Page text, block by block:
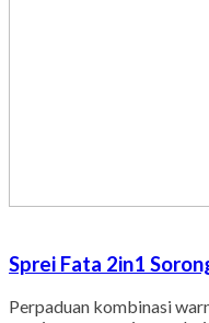
Sprei Fata 2in1
Perpaduan kombinasi